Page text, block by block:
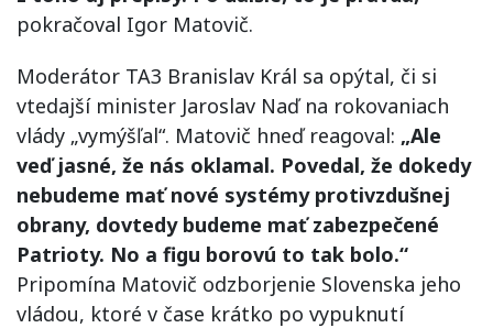
pokračoval Igor Matovič.
Moderátor TA3 Branislav Král sa opýtal, či si
vtedajší minister Jaroslav Naď na rokovaniach
vlády „vymýšľal“. Matovič hneď reagoval: „Ale
veď jasné, že nás oklamal. Povedal, že dokedy
nebudeme mať nové systémy protivzdušnej
obrany, dovtedy budeme mať zabezpečené
Patrioty. No a figu borovú to tak bolo.“
Pripomína Matovič odzborjenie Slovenska jeho
vládou, ktoré v čase krátko po vypuknutí